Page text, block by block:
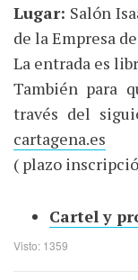
Lugar: Salón
de la Empresa
La entrada es
También para
través del
cartagena.es
( plazo
Cartel y
Visto: 1359